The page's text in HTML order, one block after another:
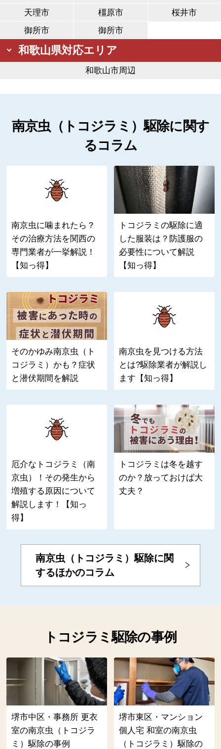
天理市 橿原市
桜井市
御所市
御所市
和歌山県対応エリア
和歌山市周辺
南京虫（トコジラミ）駆除に関す
るコラム
南京虫に噛まれたら？
その治療方法を関西の
専門業者が一挙解説！
【知っ得】
トコジラミの駆除に適
した服装は？防護服の
必要性について解説
【知っ得】
そのかゆみ南京虫（ト
コジラミ）かも？症状
と潜伏期間を解説
南京虫を見つける方法
とは?駆除業者が解説し
ます【知っ得】
厄介なトコジラミ（南
京虫）！その発生から
増殖する原因について
解説します！【知っ
得】
トコジラミは冬を越す
のか？放っておけば大
丈夫？
南京虫（トコジラミ）駆除に関
するほかのコラム
トコジラミ駆除の事例
堺市中区・事務所 更衣
室の南京虫（トコジラ
ミ）駆除の事例
堺市東区・マンション
個人宅 和室の南京虫
（トコジラミ）駆除の